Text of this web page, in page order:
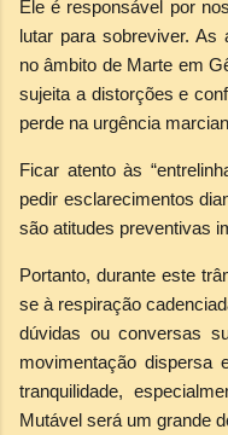
Ele é responsável por
lutar para sobreviver.
no âmbito de Marte em
sujeita a distorções e
perde na urgência
Ficar atento às
pedir esclarecimentos
são atitudes preventivas
Portanto, durante este
se à respiração
dúvidas ou conversas
movimentação dispersa
tranquilidade,
Mutável será um grande